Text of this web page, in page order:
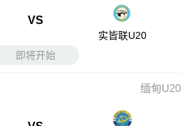
VS
实皆联U20
即将开始
缅甸U20